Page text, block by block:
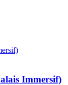
Immersif)